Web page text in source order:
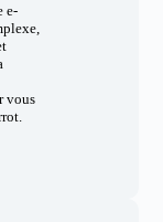
e-
vous